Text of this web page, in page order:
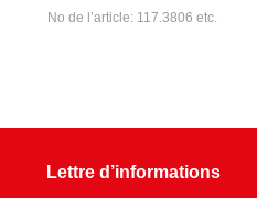
No de l’article: 117.3806 etc.
Lettre d’informations